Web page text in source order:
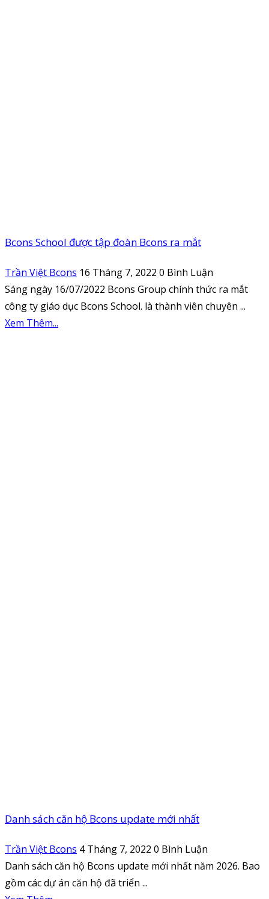
Bcons School được tập đoàn Bcons ra mắt
Trần Việt Bcons 16 Tháng 7, 2022 0 Bình Luận
Sáng ngày 16/07/2022 Bcons Group chính thức ra mắt
công ty giáo dục Bcons School. là thành viên chuyên ...
Xem Thêm...
Danh sách căn hộ Bcons update mới nhất
Trần Việt Bcons 4 Tháng 7, 2022 0 Bình Luận
Danh sách căn hộ Bcons update mới nhất năm 2026. Bao
gồm các dự án căn hộ đã triển ...